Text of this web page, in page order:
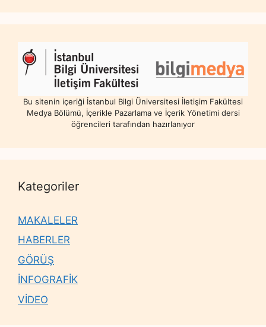
Bu sitenin içeriği İstanbul Bilgi Üniversitesi İletişim Fakültesi
Medya Bölümü, İçerikle Pazarlama ve İçerik Yönetimi dersi
öğrencileri tarafından hazırlanıyor
Kategoriler
MAKALELER
HABERLER
GÖRÜŞ
İNFOGRAFİK
VİDEO